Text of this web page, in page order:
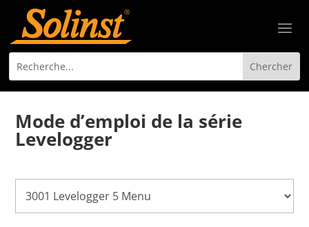
Mode d’emploi de la série
Levelogger